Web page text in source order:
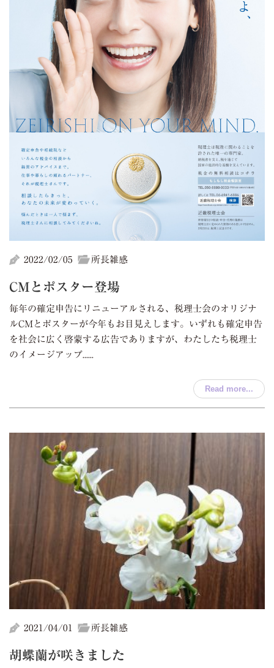
2022/02/05 所長雑感
CMとポスター登場
毎年の確定申告にリニューアルされる、税理士会のオリジナ
ルCMとポスターが今年もお目見えします。いずれも確定申告
を社会に広く啓蒙する広告でありますが、わたしたち税理士
のイメージアップ......
Read more...
2021/04/01 所長雑感
胡蝶蘭が咲きました